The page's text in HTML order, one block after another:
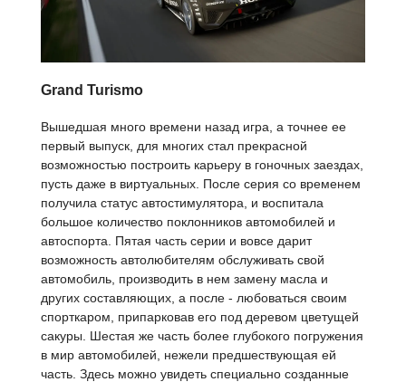
Grand Turismo
Вышедшая много времени назад игра, а точнее ее
первый выпуск, для многих стал прекрасной
возможностью построить карьеру в гоночных заездах,
пусть даже в виртуальных. После серия со временем
получила статус автостимулятора, и воспитала
большое количество поклонников автомобилей и
автоспорта. Пятая часть серии и вовсе дарит
возможность автолюбителям обслуживать свой
автомобиль, производить в нем замену масла и
других составляющих, а после - любоваться своим
спорткаром, припарковав его под деревом цветущей
сакуры. Шестая же часть более глубокого погружения
в мир автомобилей, нежели предшествующая ей
часть. Здесь можно увидеть специально созданные